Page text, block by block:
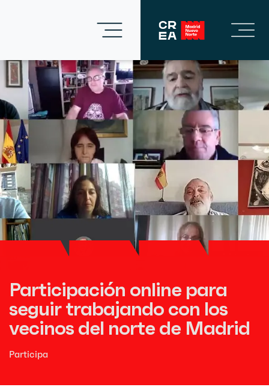
Participación online para
seguir trabajando con los
vecinos del norte de Madrid
Participa